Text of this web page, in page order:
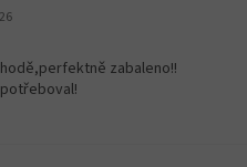
obchodu je 5 z 5 hvězdiček.
zabaleno!!